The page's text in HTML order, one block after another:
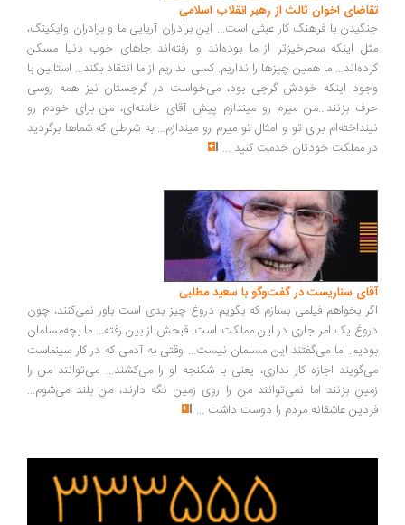
اخوان ثالث از رهبر انقلاب اسلامی
با فرهنگ کار عبثی است... این برادران آریایی ما و برادران وایکینگ،
اینکه سحرخیزتر از ما بوده‌اند و رفته‌اند جاهای خوب دنیا مسکن
ما همین چیزها را نداریم. کسی نداریم از ما انتقاد بکند... استالین با
اینکه خودش گرجی بود، می‌خواست در گرجستان نیز همه روسی
بزنند...من میرم رو میندازم پیش آقای خامنه‌ای، من برای خودم رو
برای تو و امثال تو میرم رو میندازم... به شرطی که شماها برگردید
مملکت خودتان خدمت کنید...
سناریست در گفت‌وگو با سعید مطلبی
بخواهم فیلمی بسازم که بگویم دروغ چیز بدی است باور نمی‌کنند، چون
یک امر جاری در این مملکت است. قبحش از بین رفته... ما بچه‌مسلمان
اما می‌گفتند این مسلمان نیست... وقتی به آدمی که در کار سینماست
اجازه کار نداری، یعنی با شکنجه او را می‌کشند... می‌توانند من را
بزنند اما نمی‌توانند من را روی زمین نگه دارند، من بلند می‌شوم...
عاشقانه مردم را دوست داشت ...